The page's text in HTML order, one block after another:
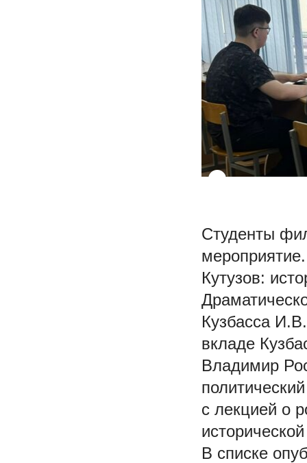
Студенты
Кутузов:
Кузбасса
вкладе
Владимир
с лекцией о
В списке